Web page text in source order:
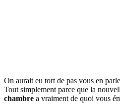
On aurait eu tort de pas vous en
Tout simplement parce que la
chambre a vraiment de quoi vous